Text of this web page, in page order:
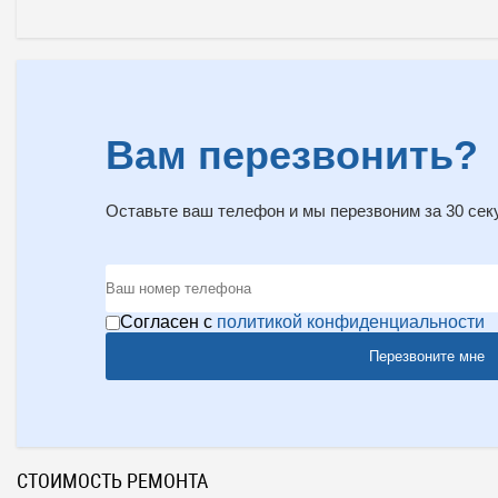
Вам перезвонить?
Оставьте ваш телефон и мы перезвоним за 30
Согласен с политикой конфиденциальности
Перезвоните мне
СТОИМОСТЬ РЕМОНТА